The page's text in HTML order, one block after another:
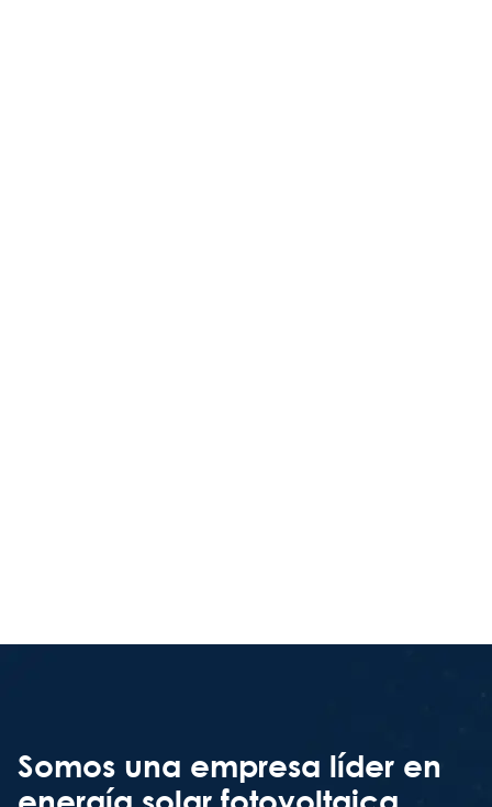
Somos una empresa líder en